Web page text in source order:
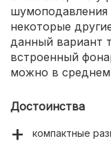
шумоподавления
некоторые
данный вариант
встроенный
можно в среднем
Достоинства
компактные